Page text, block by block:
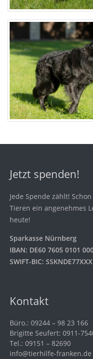
Jetzt spenden!
Jede Spende zählt!
Tieren ein angenehmes
heute!
Sparkasse Nürnberg
IBAN: DE60 7605 0101
SWIFT-BIC: SSKNDE77XXX
Kontakt
Büro.: 09244 – 98 23 166
Brigitte Seufert: 0911-
Tel.: 09151 – 82690
info@tierhilfe-franken.de